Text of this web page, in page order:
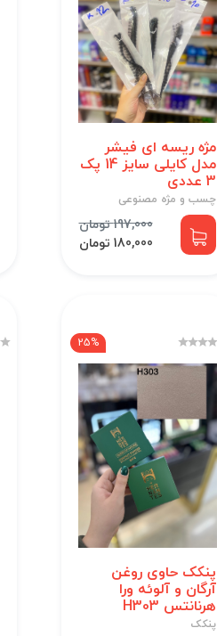
مژه ریسه ای فیشر
مدل کایلی سایز 14 پک
3 عددی
چسب و مژه مصنوعی
197,000 تومان
180,000 تومان
25%
پنکک حاوی روغن
آرگان و آلوئه ورا
هرنانتس H303
پنکک